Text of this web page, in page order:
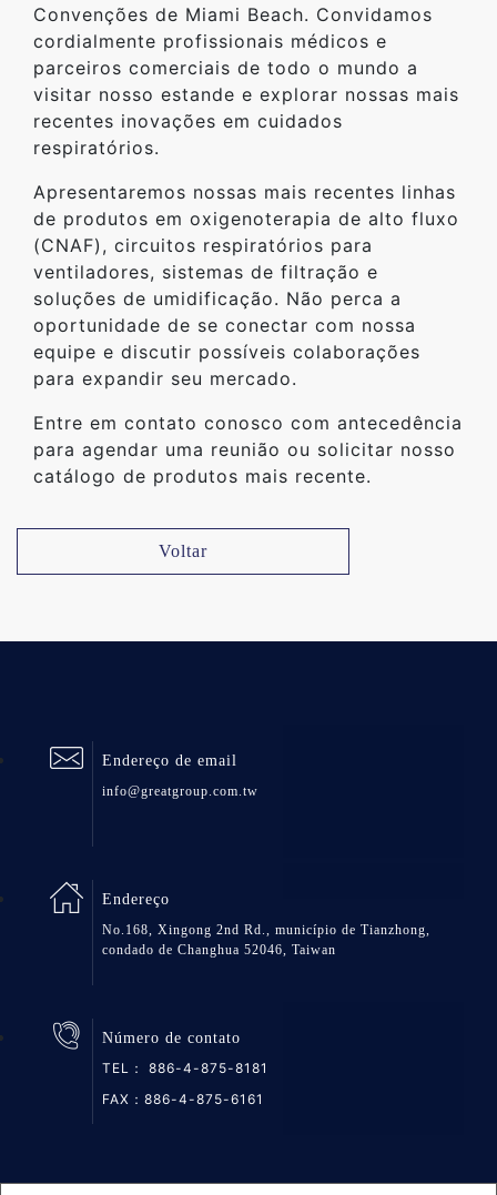
Convenções de Miami Beach. Convidamos
cordialmente profissionais médicos e
parceiros comerciais de todo o mundo a
visitar nosso estande e explorar nossas mais
recentes inovações em cuidados
respiratórios.
Apresentaremos nossas mais recentes linhas
de produtos em oxigenoterapia de alto fluxo
(CNAF), circuitos respiratórios para
ventiladores, sistemas de filtração e
soluções de umidificação. Não perca a
oportunidade de se conectar com nossa
equipe e discutir possíveis colaborações
para expandir seu mercado.
Entre em contato conosco com antecedência
para agendar uma reunião ou solicitar nosso
catálogo de produtos mais recente.
Voltar
Endereço de email
info@greatgroup.com.tw
Endereço
No.168, Xingong 2nd Rd., município de Tianzhong,
condado de Changhua 52046, Taiwan
Número de contato
TEL： 886-4-875-8181
FAX：886-4-875-6161